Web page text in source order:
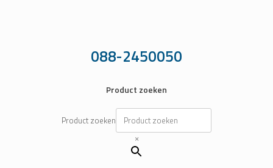
088-2450050
Product zoeken
Product zoeken
×